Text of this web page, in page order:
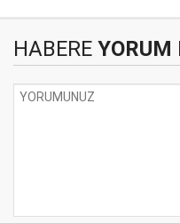
HABERE YORUM